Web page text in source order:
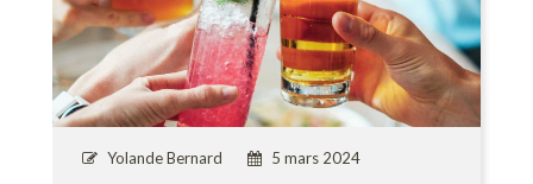
Yolande Bernard 5 mars 2024